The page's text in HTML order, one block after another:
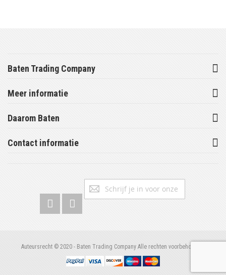
Baten Trading Company
Meer informatie
Daarom Baten
Contact informatie
Abonneer
Auteursrecht © 2020 - Baten Trading Company Alle rechten voorbehouden.